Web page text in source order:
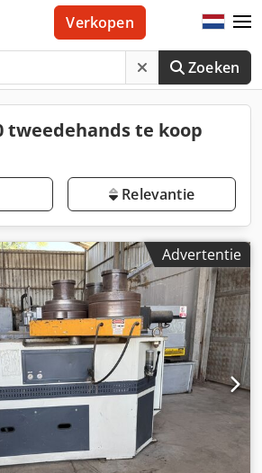
Zoeken
Verkopen
tweedehands te koop
Relevantie
Advertentie